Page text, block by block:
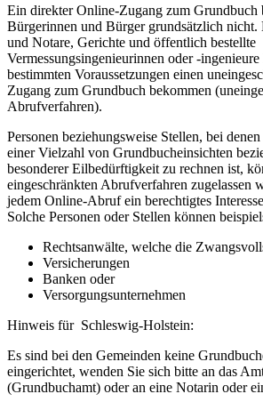
Ein direkter Online-Zugang zum Grundbuch
Bürgerinnen und Bürger grundsätzlich nicht.
und Notare, Gerichte und öffentlich bestellte
Vermessungsingenieurinnen oder -
bestimmten Voraussetzungen einen
Zugang zum Grundbuch bekommen
Abrufverfahren).
Personen beziehungsweise Stellen, bei
einer Vielzahl von Grundbucheinsichten
besonderer Eilbedürftigkeit zu rechnen ist,
eingeschränkten Abrufverfahren zugelassen
jedem Online-Abruf ein berechtigtes
Solche Personen oder Stellen können
Rechtsanwälte, welche die
Versicherungen
Banken oder
Versorgungsunternehmen
Hinweis für Schleswig-Holstein:
Es sind bei den Gemeinden keine
eingerichtet, wenden Sie sich bitte an das
(Grundbuchamt) oder an eine Notarin oder